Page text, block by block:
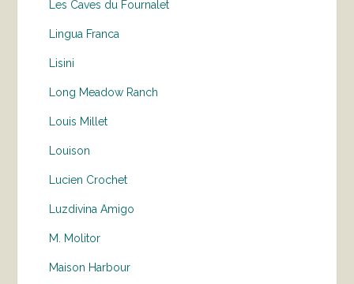
Les Caves du Fournalet
Lingua Franca
Lisini
Long Meadow Ranch
Louis Millet
Louison
Lucien Crochet
Luzdivina Amigo
M. Molitor
Maison Harbour